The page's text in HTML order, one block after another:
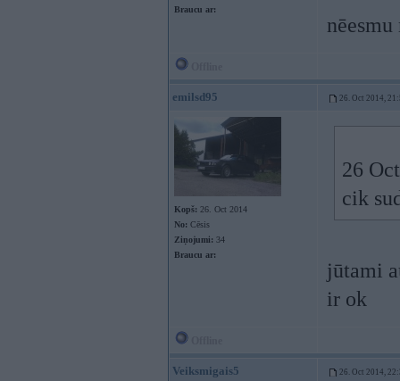
Braucu ar:
emilsd95 26. Oct 2014,
Kopš: 26. Oct 2014
No: Cēsis
Ziņojumi: 34
Braucu ar:
26
cik
jūtami
ir ok
Veiksmigais5 26. Oct 2014,